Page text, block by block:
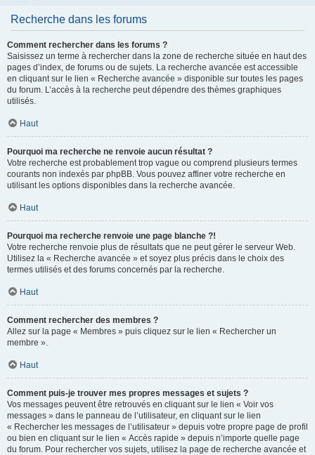
Recherche dans les forums
Comment rechercher dans les forums ?
Saisissez un terme à rechercher dans la zone de recherche située en haut des
pages d’index, de forums ou de sujets. La recherche avancée est accessible
en cliquant sur le lien « Recherche avancée » disponible sur toutes les pages
du forum. L’accès à la recherche peut dépendre des thèmes graphiques
utilisés.
Haut
Pourquoi ma recherche ne renvoie aucun résultat ?
Votre recherche est probablement trop vague ou comprend plusieurs termes
courants non indexés par phpBB. Vous pouvez affiner votre recherche en
utilisant les options disponibles dans la recherche avancée.
Haut
Pourquoi ma recherche renvoie une page blanche ?!
Votre recherche renvoie plus de résultats que ne peut gérer le serveur Web.
Utilisez la « Recherche avancée » et soyez plus précis dans le choix des
termes utilisés et des forums concernés par la recherche.
Haut
Comment rechercher des membres ?
Allez sur la page « Membres » puis cliquez sur le lien « Rechercher un
membre ».
Haut
Comment puis-je trouver mes propres messages et sujets ?
Vos messages peuvent être retrouvés en cliquant sur le lien « Voir vos
messages » dans le panneau de l’utilisateur, en cliquant sur le lien
« Rechercher les messages de l’utilisateur » depuis votre propre page de profil
ou bien en cliquant sur le lien « Accès rapide » depuis n’importe quelle page
du forum. Pour rechercher vos sujets, utilisez la page de recherche avancée et